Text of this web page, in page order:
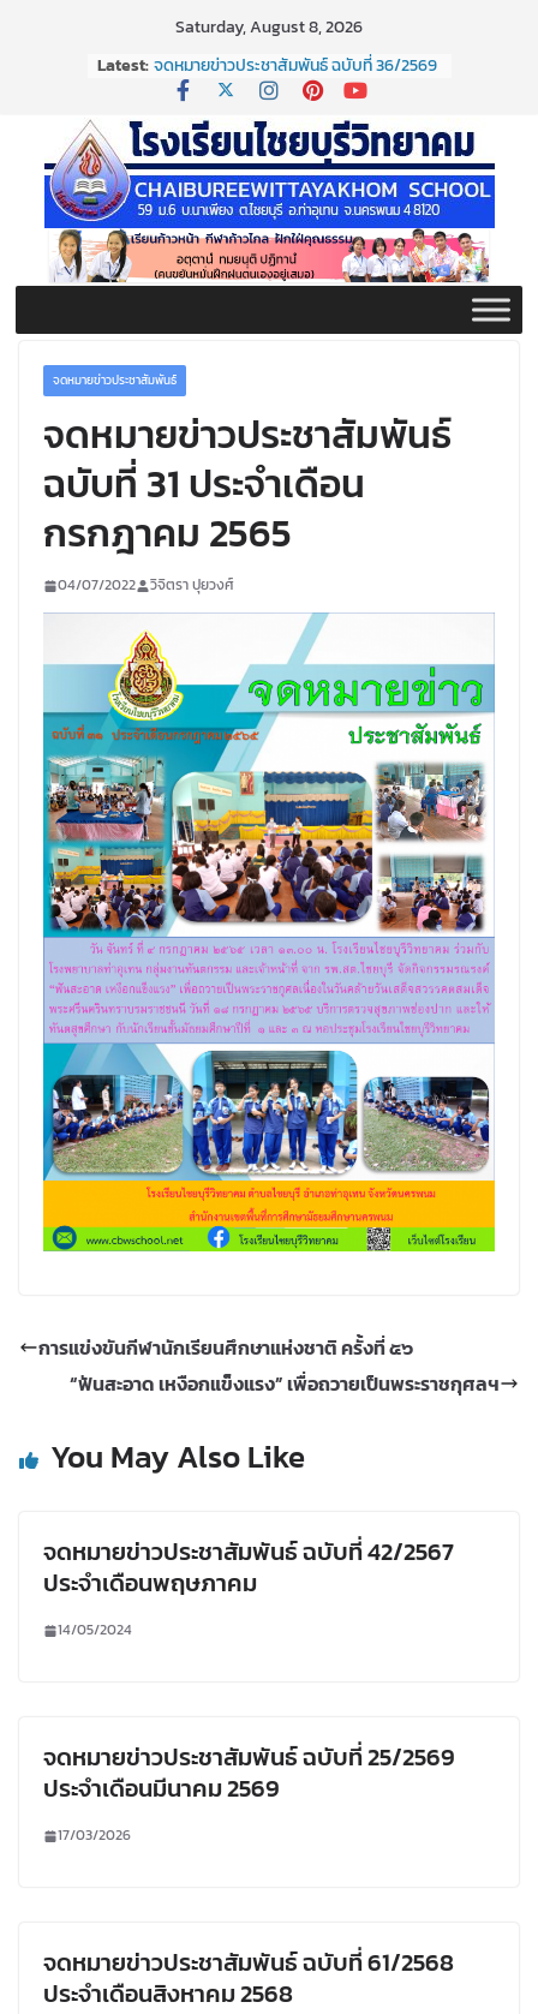
Saturday, August 8, 2026
Latest: จดหมายข่าวประชาสัมพันธ์ ฉบับที่ 36/2569
ประจำเดือนมิถุนายน 2569
กิจกรรมวันสุนทรภู่ ประจำปี ๒๕๖๙
จดหมายข่าวประชาสัมพันธ์ ฉบับที่ 38/2569
ประจำเดือนมิถุนายน 2569
จดหมายข่าวประชาสัมพันธ์ ฉบับที่ 37/2569
ประจำเดือนมิถุนายน 2569
จดหมายข่าวประชาสัมพันธ์
จดหมายข่าวประชาสัมพันธ์
ฉบับที่ 31 ประจำเดือน
กรกฎาคม 2565
04/07/2022 วิจิตรา ปุยวงศ์
การแข่งขันกีฬานักเรียนศึกษาแห่งชาติ ครั้งที่ ๕๖
“ฟันสะอาด เหงือกแข็งแรง” เพื่อถวายเป็นพระราชกุศลฯ
You May Also Like
จดหมายข่าวประชาสัมพันธ์ ฉบับที่ 42/2567
ประจำเดือนพฤษภาคม
14/05/2024
จดหมายข่าวประชาสัมพันธ์ ฉบับที่ 25/2569
ประจำเดือนมีนาคม 2569
17/03/2026
จดหมายข่าวประชาสัมพันธ์ ฉบับที่ 61/2568
ประจำเดือนสิงหาคม 2568